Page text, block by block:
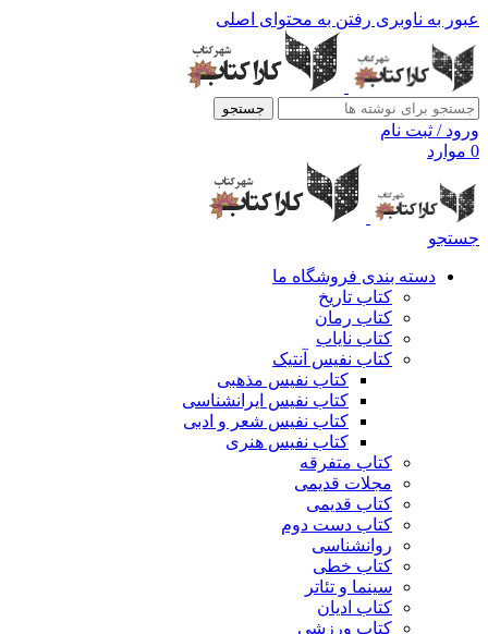
عبور به ناوبری رفتن به محتوای اصلی
جستجو
ورود / ثبت نام
0 موارد
جستجو
دسته بندی فروشگاه ما
کتاب تاریخ
کتاب رمان
کتاب نایاب
کتاب نفیس آنتیک
کتاب نفیس مذهبی
کتاب نفیس ایرانشناسی
کتاب نفیس شعر و ادبی
کتاب نفیس هنری
کتاب متفرقه
مجلات قدیمی
کتاب قدیمی
کتاب دست دوم
روانشناسی
کتاب خطی
سینما و تئاتر
کتاب ادیان
کتاب ورزشی